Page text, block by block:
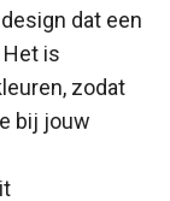
dat een
is
zodat
bij jouw